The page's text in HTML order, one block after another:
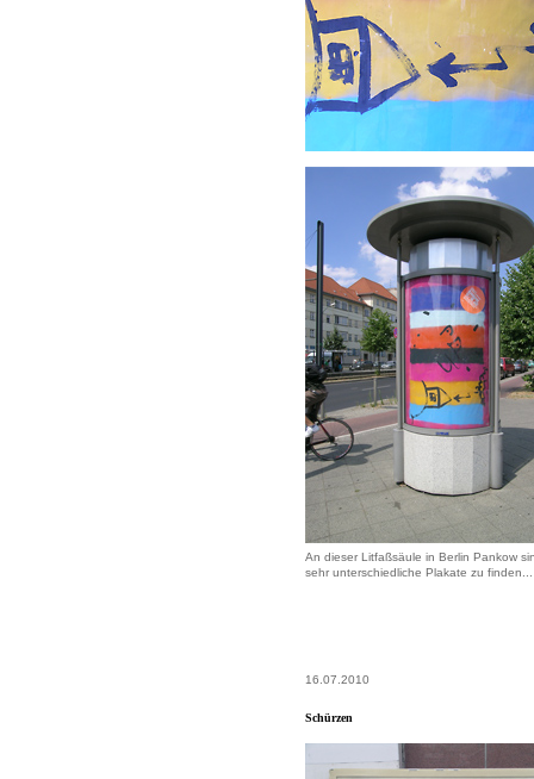
An dieser Litfaßsäule in Berlin Pankow
sehr unterschiedliche Plakate zu finden...
16.07.2010
Schürzen